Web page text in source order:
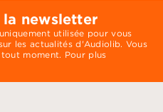
la newsletter
utilisée pour vous
les actualités d'Audiolib. Vous
moment. Pour plus